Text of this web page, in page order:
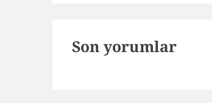
Son yorumlar